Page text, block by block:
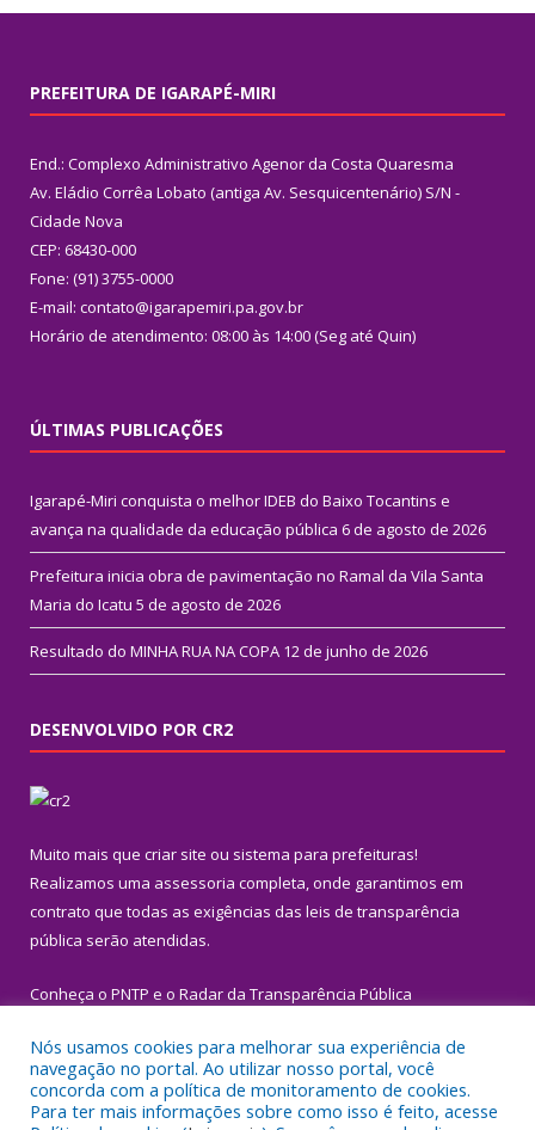
PREFEITURA DE IGARAPÉ-MIRI
End.: Complexo Administrativo Agenor da Costa Quaresma
Av. Eládio Corrêa Lobato (antiga Av. Sesquicentenário) S/N -
Cidade Nova
CEP: 68430-000
Fone: (91) 3755-0000
E-mail: contato@igarapemiri.pa.gov.br
Horário de atendimento: 08:00 às 14:00 (Seg até Quin)
ÚLTIMAS PUBLICAÇÕES
Igarapé-Miri conquista o melhor IDEB do Baixo Tocantins e
avança na qualidade da educação pública 6 de agosto de 2026
Prefeitura inicia obra de pavimentação no Ramal da Vila Santa
Maria do Icatu 5 de agosto de 2026
Resultado do MINHA RUA NA COPA 12 de junho de 2026
DESENVOLVIDO POR CR2
Muito mais que criar site ou sistema para prefeituras!
Realizamos uma assessoria completa, onde garantimos em
contrato que todas as exigências das leis de transparência
pública serão atendidas.
Conheça o PNTP e o Radar da Transparência Pública
Todos os direitos reservados a Prefeitura Municipal de Igarapé-
Nós usamos cookies para melhorar sua experiência de
navegação no portal. Ao utilizar nosso portal, você
concorda com a política de monitoramento de cookies.
Para ter mais informações sobre como isso é feito, acesse